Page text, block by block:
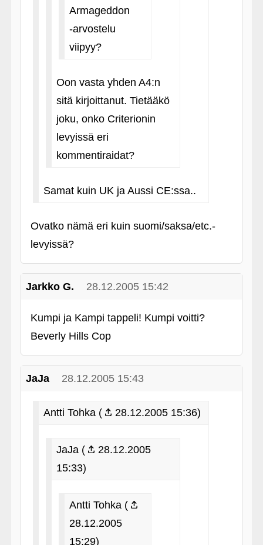
Armageddon
‑arvostelu
viipyy?
Oon vasta yhden A4:n
sitä kirjoittanut. Tietääkö
joku, onko Criterionin
levyissä eri
kommentiraidat?
Samat kuin UK ja Aussi CE:ssa..
Ovatko nämä eri kuin suomi/saksa/etc.-
levyissä?
Jarkko G. 28.12.2005 15:42
Kumpi ja Kampi tappeli! Kumpi voitti?
Beverly Hills Cop
JaJa 28.12.2005 15:43
Antti Tohka ( 28.12.2005 15:36)
JaJa (
28.12.2005
15:33)
Antti Tohka (
28.12.2005
15:29)